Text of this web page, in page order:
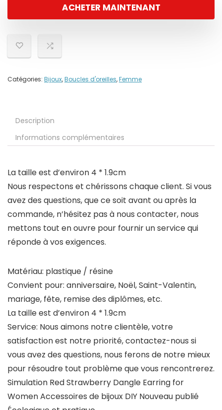
ACHETER MAINTENANT
Catégories: Bijoux,Boucles d'oreilles,Femme
Description
Informations complémentaires
La taille est d’environ 4 * 1.9cm
Nous respectons et chérissons chaque client. Si vous
avez des questions, que ce soit avant ou après la
commande, n’hésitez pas à nous contacter, nous
mettons tout en ouvre pour fournir un service qui
réponde à vos exigences.
Matériau: plastique / résine
Convient pour: anniversaire, Noël, Saint-Valentin,
mariage, fête, remise des diplômes, etc.
La taille est d’environ 4 * 1.9cm
Service: Nous aimons notre clientèle, votre
satisfaction est notre priorité, contactez-nous si
vous avez des questions, nous ferons de notre mieux
pour résoudre tout problème que vous rencontrerez.
Simulation Red Strawberry Dangle Earring for
Women Accessoires de bijoux DIY Nouveau publié